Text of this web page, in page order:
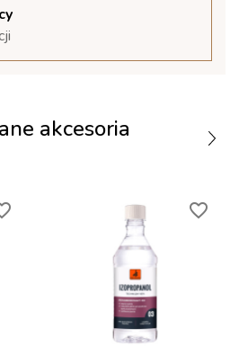
akcesoria
favorite_border